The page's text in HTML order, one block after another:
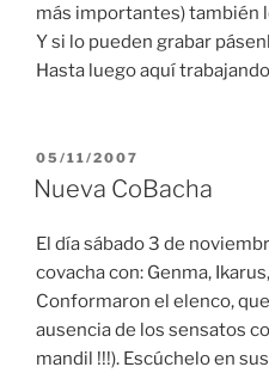
más importantes) también
Y si lo pueden grabar
Hasta luego aquí
PUBLICADO
EL
05/11/2007
Nueva CoBacha
El día sábado 3 de
covacha con: Genma,
Conformaron el elenco,
ausencia de los sensatos
mandil !!!). Escúchelo en